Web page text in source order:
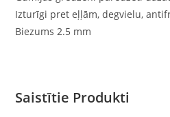
Izturīgi pret eļļām, degvielu,
Biezums 2.5 mm
Saistītie Produkti